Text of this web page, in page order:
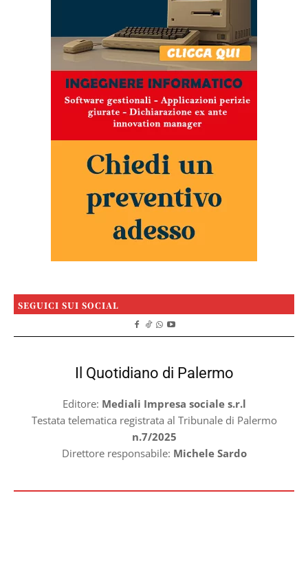
SEGUICI SUI SOCIAL
Il Quotidiano di Palermo
Editore: Mediali Impresa sociale s.r.l
Testata telematica registrata al Tribunale di Palermo
n.7/2025
Direttore responsabile: Michele Sardo